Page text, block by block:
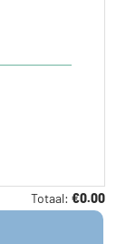
Totaal:€0.00